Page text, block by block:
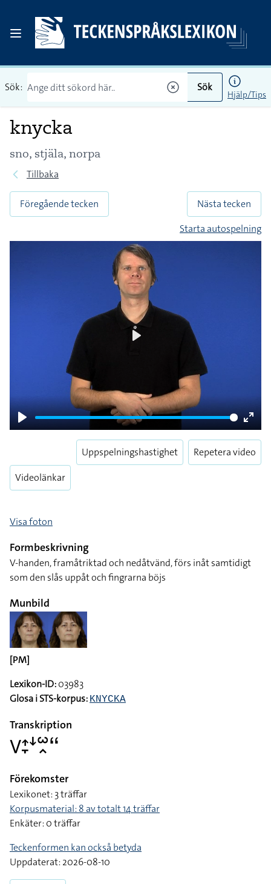
Sök: Sök
Hjälp/Tips
knycka
sno, stjäla, norpa
Tillbaka
Föregående tecken
Nästa tecken
Starta autospelning
Play
Enter
Videolänkar
Uppspelningshastighet Repetera video
Visa foton
Formbeskrivning
V-handen, framåtriktad och nedåtvänd, förs inåt samtidigt
som den slås uppåt och fingrarna böjs
Munbild
[PM]
Lexikon-ID:03983
Glosa i STS-korpus: KNYCKA
Transkription
􌤭􌤴􌥙􌦄􌥱􌥿􌦨
Förekomster
Lexikonet: 3 träffar
Korpusmaterial: 8 av totalt 14 träffar
Enkäter: 0 träffar
Teckenformen kan också betyda
Uppdaterat: 2026-08-10